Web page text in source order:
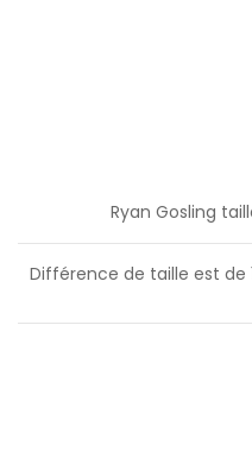
Ryan Gosling
Différence de taille est de